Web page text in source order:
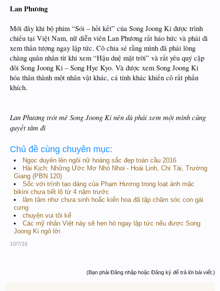
Lan Phương
Mới đây khi bộ phim “Sói – hồi kết” của Song Joong Ki được trình
chiếu tại Việt Nam, nữ diễn viên Lan Phương rất háo hức và phải đi
xem thần tượng ngay lập tức. Cô chia sẻ rằng mình đã phải lòng
chàng quân nhân từ khi xem “Hậu duệ mặt trời” và rất yêu quý cặp
đôi Song Joong Ki – Song Hye Kyo. Và được xem Song Joong Ki
hóa thân thành một nhân vật khác, cá tính khác khiến cô rất phấn
khích.
Lan Phương trót mê Song Joong Ki nên dù phải xem một mình cũng
quyết tâm đi
Chủ đề cùng chuyên mục:
Ngọc duyên lên ngôi nữ hoàng sắc đẹp toàn cầu 2016
Hài Kịch: Những Ước Mơ Nhỏ Nhoi - Hoài Linh, Chí Tài, Trường
Giang (PBN 120)
Sốc với trình tạo dáng của Phạm Hương trong loạt ảnh mặc
bikini chưa tiết lộ từ 4 năm trước
lâm tâm như chưa sinh hoắc kiến hoa đã tập chăm sóc con gái
cưng
chuyện vui tôi kể
Các mỹ nhân Việt này sẽ hẹn hò ngay lập tức nếu được Song
Joong Ki ngỏ lời
10/7/16
(Bạn phải Đăng nhập hoặc Đăng ký để trả lời bài viết.)